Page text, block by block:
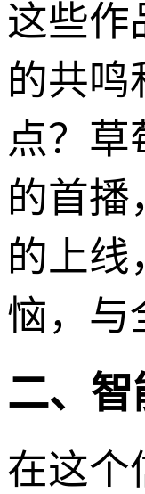
这些作
的共鸣
点？草
的首播
的上线
恼，与
二、智
在这个